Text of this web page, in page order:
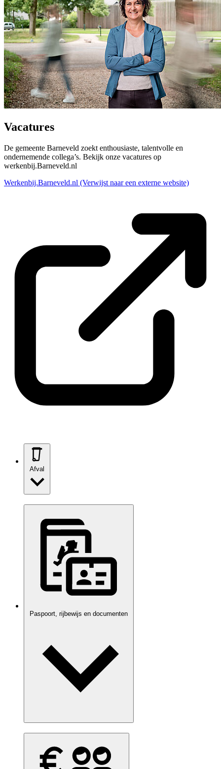
Vacatures
De gemeente Barneveld zoekt enthousiaste, talentvolle en
ondernemende collega’s. Bekijk onze vacatures op
werkenbij.Barneveld.nl
Werkenbij.Barneveld.nl (Verwijst naar een externe website)
Afval
Paspoort, rijbewijs en documenten